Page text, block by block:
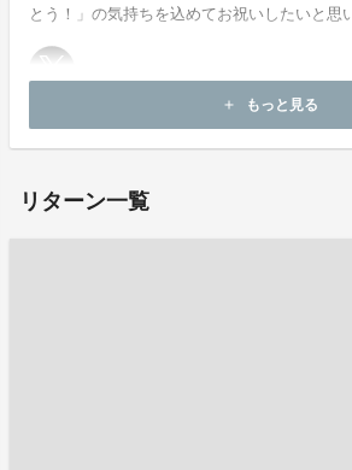
とう！」の気持ちを込めてお祝いしたいと思
add もっと見る
リターン一覧